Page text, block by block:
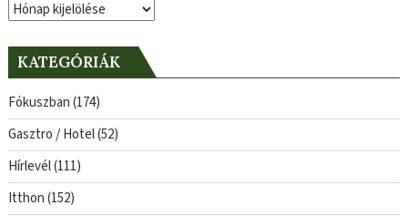
Archívum
KATEGÓRIÁK
Fókuszban(174)
Gasztro / Hotel(52)
Hírlevél(111)
Itthon(152)